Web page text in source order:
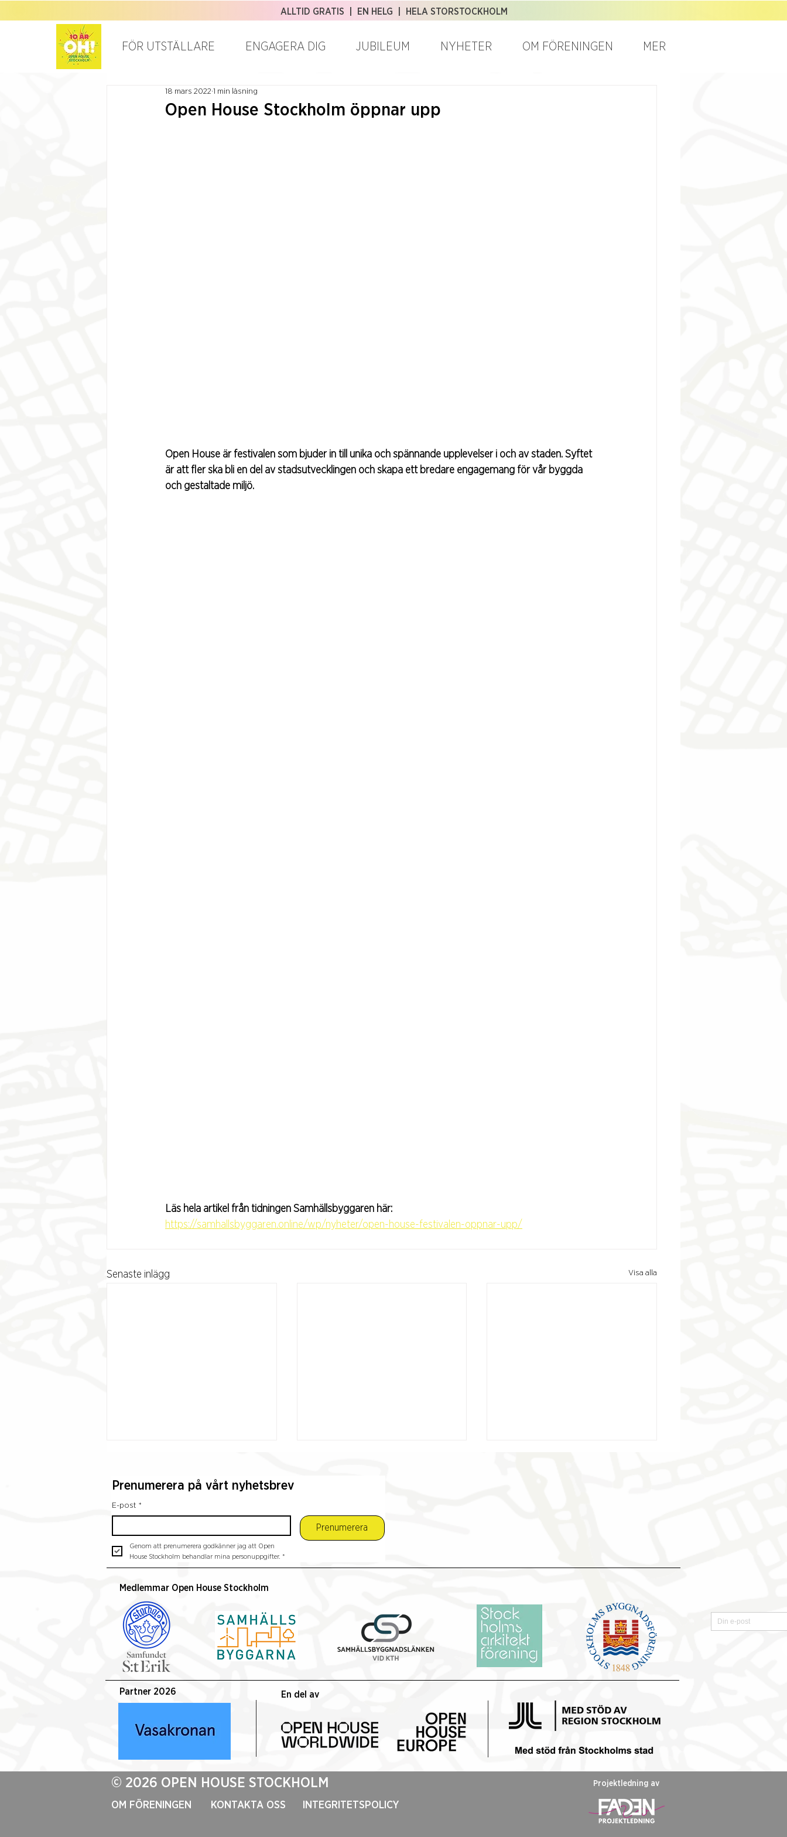
ALLTID GRATIS | EN HELG | HELA STORSTOCKHOLM
FÖR UTSTÄLLARE ENGAGERA DIG JUBILEUM NYHETER OM FÖRENINGEN MER
Open House Stockholm öppnar upp
18 mars 2022 1 min läsning
Open House är festivalen som bjuder in till unika och spännande upplevelser i och av staden. Syftet
är att fler ska bli en del av stadsutvecklingen och skapa ett bredare engagemang för vår byggda
och gestaltade miljö.
Läs hela artikel från tidningen Samhällsbyggaren här:
https://samhallsbyggaren.online/wp/nyheter/open-house-festivalen-oppnar-upp/
Senaste inlägg Visa alla
"Arkitektur är allas
angelägenhet" – Henrik
Open House Stockholm
medlem i Open House
Slakthusområdet när
Prenumerera på vårt nyhetsbrev
E-post *
Prenumerera
Genom att prenumerera godkänner jag att Open
House Stockholm behandlar mina personuppgifter. *
Medlemmar Open House Stockholm
Partner 2026 En del av
© 2026 OPEN HOUSE STOCKHOLM
OM FÖRENINGEN KONTAKTA OSS INTEGRITETSPOLICY
Projektledning av